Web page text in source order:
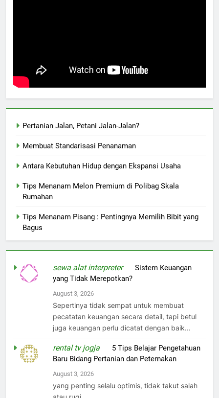
Pertanian Jalan, Petani Jalan-Jalan?
Membuat Standarisasi Penanaman
Antara Kebutuhan Hidup dengan Ekspansi Usaha
Tips Menanam Melon Premium di Polibag Skala
Rumahan
Tips Menanam Pisang : Pentingnya Memilih Bibit yang
Bagus
sewa alat interpreteronSistem Keuangan
yang Tidak Merepotkan?
August 3, 2026
Sepertinya tidak sempat untuk membuat
pecatatan keuangan secara detail, tapi betul
juga keuangan perlu dicatat dengan baik...
rental tv jogja
5 Tips Belajar Pengetahuan
Baru Bidang Pertanian dan Peternakan
August 3, 2026
yang penting selalu optimis, tidak takut salah